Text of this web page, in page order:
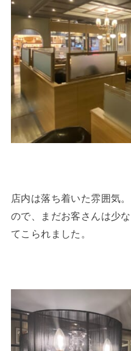
店内は落ち着いた雰囲気
ので、まだお客さんは少
てこられました。